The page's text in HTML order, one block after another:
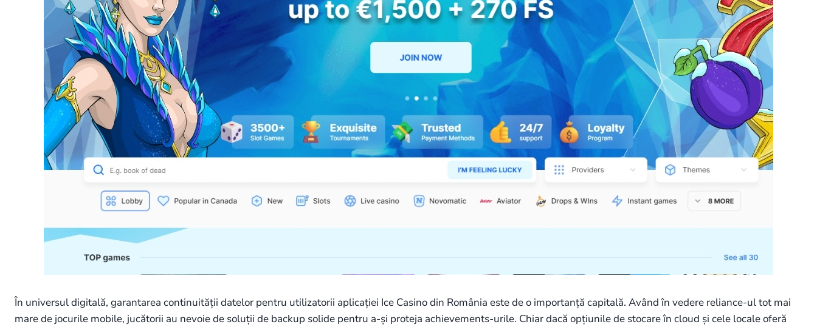
În universul digitală, garantarea continuității datelor pentru utilizatorii aplicației Ice Casino din România este de o importanță capitală. Având în vedere reliance-ul tot mai
mare de jocurile mobile, jucătorii au nevoie de soluții de backup solide pentru a-și proteja achievements-urile. Chiar dacă opțiunile de stocare în cloud și cele locale oferă